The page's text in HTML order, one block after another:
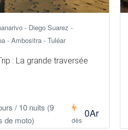
- Diego Suarez -
- Ambositra - Tuléar
: La grande traversée
/ 10 nuits (9
de moto)
dès
0Ar